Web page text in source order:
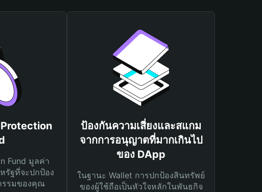
Fund มูลค่า
รัฐที่จะปกป้อง
รรมของคุณ
ป้องกันความเสี่ยงและสแกม
จากการอนุญาตที่มากเกินไป
ของ DApp
ในฐานะ Wallet การปกป้องสินทรัพย์
ของผู้ใช้ถือเป็นหัวใจหลักในพันธกิจ